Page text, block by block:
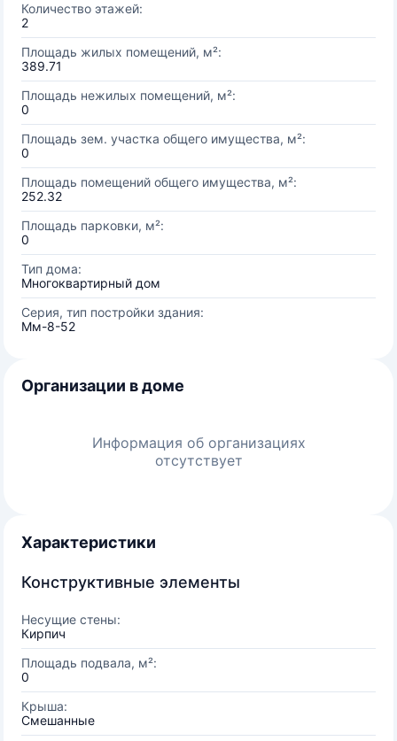
Количество этажей:
2
Площадь жилых помещений, м²:
389.71
Площадь нежилых помещений, м²:
0
Площадь зем. участка общего имущества, м²:
0
Площадь помещений общего имущества, м²:
252.32
Площадь парковки, м²:
0
Тип дома:
Многоквартирный дом
Серия, тип постройки здания:
Мм-8-52
Организации в доме
Информация об организациях
отсутствует
Характеристики
Конструктивные элементы
Несущие стены:
Кирпич
Площадь подвала, м²:
0
Крыша:
Смешанные